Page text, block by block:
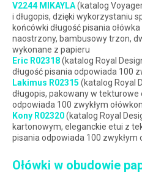
V2244 MIKAYLA(katalog
i długopis, dzięki wykorzystaniu
końcówki długość pisania
naostrzony, bambusowy trzon,
wykonane z papieru
Eric R02318(katalog Royal
długość pisania odpowiada 100
Lakimus R02315 (katalog Royal
długopis, pakowany w tekturowe
odpowiada 100 zwykłym
Kony R02320(katalog Royal
kartonowym, eleganckie etui z
pisania odpowiada 100 zwykłym
Ołówki w obudowie